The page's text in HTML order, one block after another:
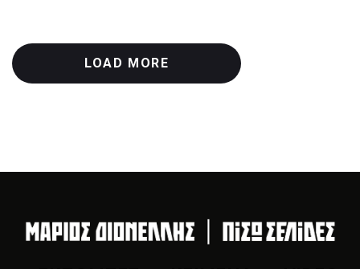
LOAD MORE